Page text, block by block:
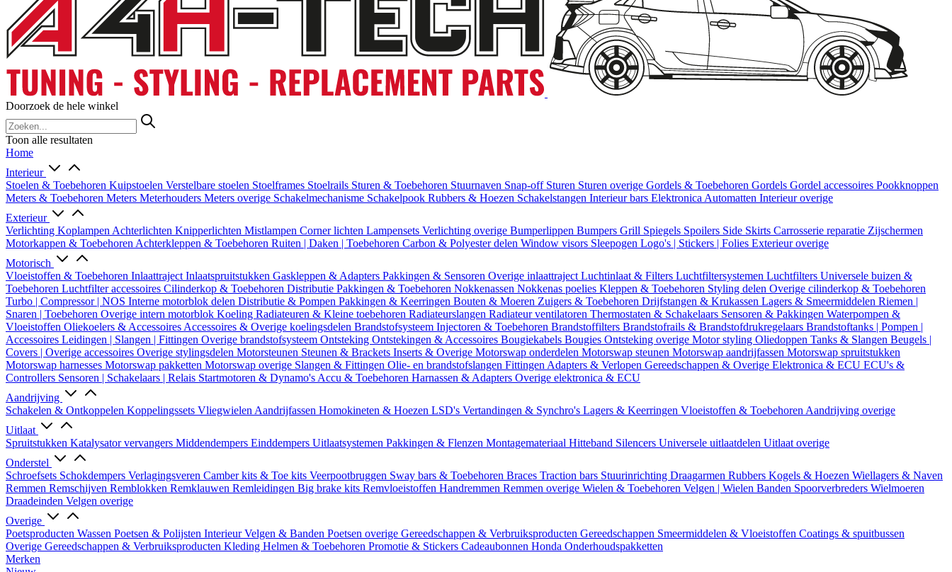
Doorzoek de hele winkel
Toon alle resultaten
Home
Interieur
Stoelen & Toebehoren Kuipstoelen Verstelbare stoelen Stoelframes Stoelrails Sturen & Toebehoren Stuurnaven Snap-off Sturen Sturen overige Gordels & Toebehoren Gordels Gordel accessoires Pookknoppen
Meters & Toebehoren Meters Meterhouders Meters overige Schakelmechanisme Schakelpook Rubbers & Hoezen Schakelstangen Interieur bars Elektronica Automatten Interieur overige
Exterieur
Verlichting Koplampen Achterlichten Knipperlichten Mistlampen Corner lichten Lampensets Verlichting overige Bumperlippen Bumpers Grill Spiegels Spoilers Side Skirts Carrosserie reparatie Zijschermen
Motorkappen & Toebehoren Achterkleppen & Toebehoren Ruiten | Daken | Toebehoren Carbon & Polyester delen Window visors Sleepogen Logo's | Stickers | Folies Exterieur overige
Motorisch
Vloeistoffen & Toebehoren Inlaattraject Inlaatspruitstukken Gaskleppen & Adapters Pakkingen & Sensoren Overige inlaattraject Luchtinlaat & Filters Luchtfiltersystemen Luchtfilters Universele buizen &
Toebehoren Luchtfilter accessoires Cilinderkop & Toebehoren Distributie Pakkingen & Toebehoren Nokkenassen Nokkenas poelies Kleppen & Toebehoren Styling delen Overige cilinderkop & Toebehoren
Turbo | Compressor | NOS Interne motorblok delen Distributie & Pompen Pakkingen & Keerringen Bouten & Moeren Zuigers & Toebehoren Drijfstangen & Krukassen Lagers & Smeermiddelen Riemen |
Snaren | Toebehoren Overige intern motorblok Koeling Radiateuren & Kleine toebehoren Radiateurslangen Radiateur ventilatoren Thermostaten & Schakelaars Sensoren & Pakkingen Waterpompen &
Vloeistoffen Oliekoelers & Accessoires Accessoires & Overige koelingsdelen Brandstofsysteem Injectoren & Toebehoren Brandstoffilters Brandstofrails & Brandstofdrukregelaars Brandstoftanks | Pompen |
Accessoires Leidingen | Slangen | Fittingen Overige brandstofsysteem Ontsteking Ontstekingen & Accessoires Bougiekabels Bougies Ontsteking overige Motor styling Oliedoppen Tanks & Slangen Beugels |
Covers | Overige accessoires Overige stylingsdelen Motorsteunen Steunen & Brackets Inserts & Overige Motorswap onderdelen Motorswap steunen Motorswap aandrijfassen Motorswap spruitstukken
Motorswap harnesses Motorswap pakketten Motorswap overige Slangen & Fittingen Olie- en brandstofslangen Fittingen Adapters & Verlopen Gereedschappen & Overige Elektronica & ECU ECU's &
Controllers Sensoren | Schakelaars | Relais Startmotoren & Dynamo's Accu & Toebehoren Harnassen & Adapters Overige elektronica & ECU
Aandrijving
Schakelen & Ontkoppelen Koppelingssets Vliegwielen Aandrijfassen Homokineten & Hoezen LSD's Vertandingen & Synchro's Lagers & Keerringen Vloeistoffen & Toebehoren Aandrijving overige
Uitlaat
Spruitstukken Katalysator vervangers Middendempers Einddempers Uitlaatsystemen Pakkingen & Flenzen Montagemateriaal Hitteband Silencers Universele uitlaatdelen Uitlaat overige
Onderstel
Schroefsets Schokdempers Verlagingsveren Camber kits & Toe kits Veerpootbruggen Sway bars & Toebehoren Braces Traction bars Stuurinrichting Draagarmen Rubbers Kogels & Hoezen Wiellagers & Naven
Remmen Remschijven Remblokken Remklauwen Remleidingen Big brake kits Remvloeistoffen Handremmen Remmen overige Wielen & Toebehoren Velgen | Wielen Banden Spoorverbreders Wielmoeren
Draadeinden Velgen overige
Overige
Poetsproducten Wassen Poetsen & Polijsten InterieurVelgen & Banden Poetsen overige Gereedschappen & Verbruiksproducten Gereedschappen Smeermiddelen & Vloeistoffen Coatings & spuitbussen
Overige Gereedschappen & Verbruiksproducten Kleding Helmen & Toebehoren Promotie & Stickers Cadeaubonnen Honda Onderhoudspakketten
Merken